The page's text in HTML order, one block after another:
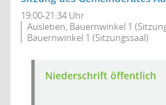
19:00-21:34 Uhr
Ausleben, Bauernwinkel 1
Bauernwinkel 1 (Sitzungssaal)
Niederschrift öffentlich